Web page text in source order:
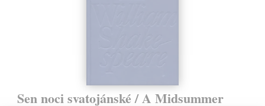
Sen noci svatojánské / A Midsummer